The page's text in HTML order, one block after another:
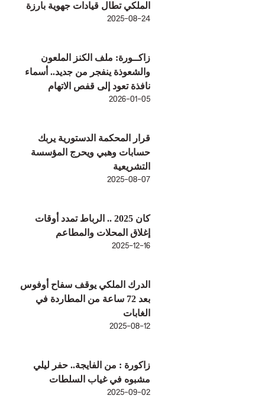
الملكي تطال قيادات جهوية بارزة
2025-08-24
زاكــورة: ملف الكنز الملعون
والشعوذة ينفجر من جديد.. أسماء
نافذة تعود إلى قفص الاتهام
2026-01-05
قرار المحكمة الدستورية يربك
حسابات وهبي ويحرج المؤسسة
التشريعية
2025-08-07
كان 2025 .. الرباط تمدد أوقات
إغلاق المحلات والمطاعم
2025-12-16
الدرك الملكي يوقف سفاح أوفوس
بعد 72 ساعة من المطاردة في
الغابات
2025-08-12
زاكورة : من الفايجة.. حفر ليلي
مشبوه في غياب السلطات
2025-09-02